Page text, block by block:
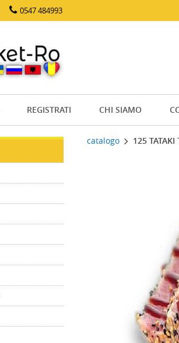
0547 484993
REGISTRATI CHI SIAMO
catalogo 125